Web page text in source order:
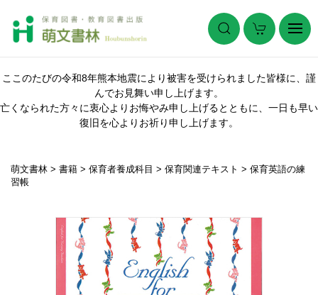
ここのたびの令和8年熊本地震により被害を受けられました皆様に、謹
んでお見舞い申し上げます。
亡くなられた方々に衷心よりお悔やみ申し上げるとともに、一日も早い
復旧を心よりお祈り申し上げます。
萌文書林 > 書籍 > 保育者養成科目 > 保育関連テキスト > 保育英語の練
習帳